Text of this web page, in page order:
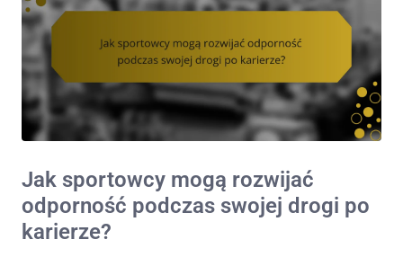
Jak sportowcy mogą rozwijać
odporność podczas swojej drogi po
karierze?